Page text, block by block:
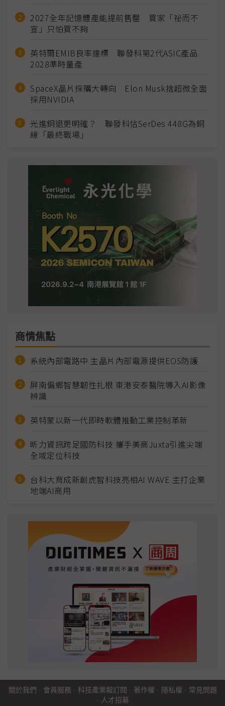
2027全年記憶體產能提前售罄 買家「祕而不
宣」只怕買不夠
英特爾EMIB良率達標 聯發科第2代ASIC產品
2028準時量產
SpaceX晶片採購大轉向 Elon Musk捨超微全面
採用NVIDIA
光進銅退更明確？ 聯發科估SerDes 448G為銅
線「最終戰場」
商情焦點
系統內部電路中 主晶片內部電源提供EOS防護
屏南偏鄉智慧韌性扎根 東港安泰醫院導入AI影像
辨識
英特蒙以新一代即時軟體推動工業控制革新
昕力資訊跨足國防科技 攜手美商Juxta引進尖端
全域定位科技
台科大育成新創虎智科技亮相AI WAVE 主打企業
地端AI商用
關於我們 · 會員服務 · 科技產業報訂閱 · 著作權 · 隱私權 · 常見問題
· 人才招募